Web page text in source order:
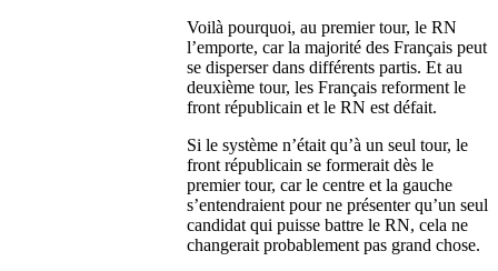
Voilà pourquoi, au premier tour, le RN
l’emporte, car la majorité des Français peut
se disperser dans différents partis. Et au
deuxième tour, les Français reforment le
front républicain et le RN est défait.
Si le système n’était qu’à un seul tour, le
front républicain se formerait dès le
premier tour, car le centre et la gauche
s’entendraient pour ne présenter qu’un seul
candidat qui puisse battre le RN, cela ne
changerait probablement pas grand chose.